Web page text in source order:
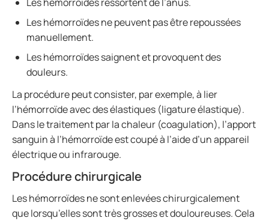
Les hémorroïdes ne peuvent pas être repoussées
manuellement.
Les hémorroïdes saignent et provoquent des
douleurs.
La procédure peut consister, par exemple, à lier
l’hémorroïde avec des élastiques (ligature élastique).
Dans le traitement par la chaleur (coagulation), l’apport
sanguin à l’hémorroïde est coupé à l’aide d’un appareil
électrique ou infrarouge.
Procédure chirurgicale
Les hémorroïdes ne sont enlevées chirurgicalement
que lorsqu’elles sont très grosses et douloureuses. Cela